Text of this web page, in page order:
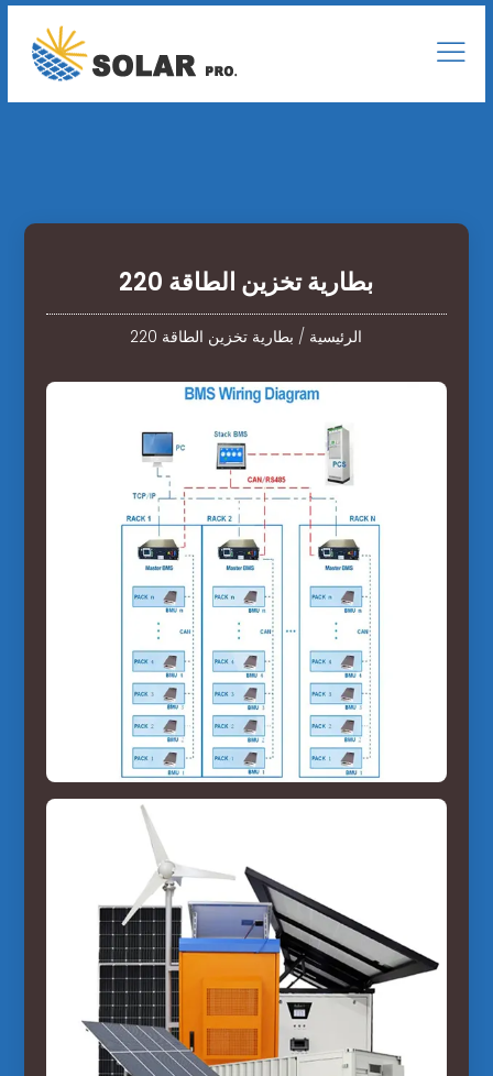
بطارية تخزين الطاقة 220
الرئيسية / بطارية تخزين الطاقة 220